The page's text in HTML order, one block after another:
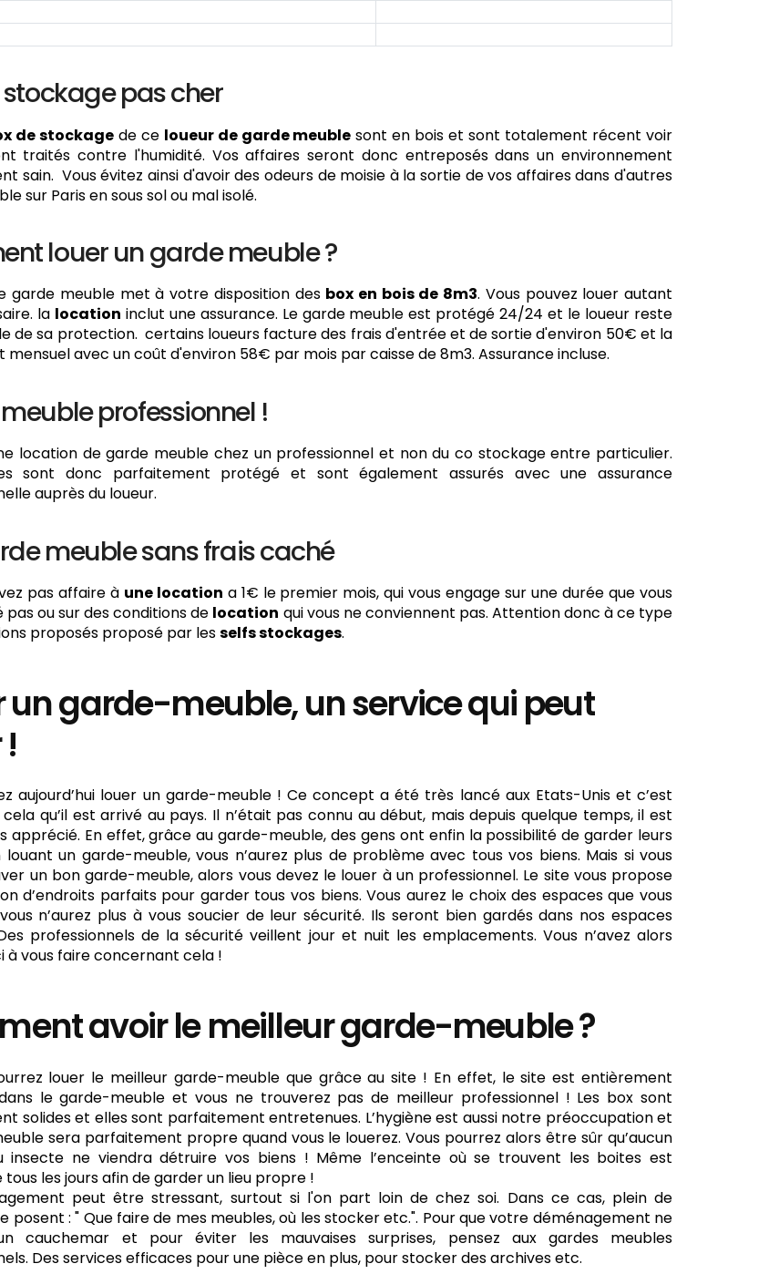
stockage pas cher
de stockagede ce loueur de garde meuble sont en bois et sont totalement récent voir
traités contre l'humidité. Vos affaires seront donc entreposés dans un environnement
sain. Vous évitez ainsi d'avoir des odeurs de moisie à la sortie de vos affaires dans d'autres
sur Paris en sous sol ou mal isolé.
louer un garde meuble ?
garde meuble met à votre disposition des box en bois de 8m3. Vous pouvez louer autant
la location inclut une assurance. Le garde meuble est protégé 24/24 et le loueur reste
de sa protection. certains loueurs facture des frais d'entrée et de sortie d'environ 50€ et la
mensuel avec un coût d'environ 58€ par mois par caisse de 8m3. Assurance incluse.
professionnel !
location de garde meuble chez un professionnel et non du co stockage entre particulier.
sont donc parfaitement protégé et sont également assurés avec une assurance
auprès du loueur.
meuble sans frais caché
pas affaire à une location a 1€ le premier mois, qui vous engage sur une durée que vous
pas ou sur des conditions de location qui vous ne conviennent pas. Attention donc à ce type
proposés proposé par lesselfs stockages.
un garde-meuble, un service qui peut
aujourd’hui louer un garde-meuble ! Ce concept a été très lancé aux Etats-Unis et c’est
qu’il est arrivé au pays. Il n’était pas connu au début, mais depuis quelque temps, il est
apprécié. En effet, grâce au garde-meuble, des gens ont enfin la possibilité de garder leurs
louant un garde-meuble, vous n’aurez plus de problème avec tous vos biens. Mais si vous
un bon garde-meuble, alors vous devez le louer à un professionnel. Le site vous propose
d’endroits parfaits pour garder tous vos biens. Vous aurez le choix des espaces que vous
n’aurez plus à vous soucier de leur sécurité. Ils seront bien gardés dans nos espaces
professionnels de la sécurité veillent jour et nuit les emplacements. Vous n’avez alors
à vous faire concernant cela !
avoir le meilleur garde-meuble ?
louer le meilleur garde-meuble que grâce au site ! En effet, le site est entièrement
le garde-meuble et vous ne trouverez pas de meilleur professionnel ! Les box sont
solides et elles sont parfaitement entretenues. L’hygiène est aussi notre préoccupation et
sera parfaitement propre quand vous le louerez. Vous pourrez alors être sûr qu’aucun
insecte ne viendra détruire vos biens ! Même l’enceinte où se trouvent les boites est
les jours afin de garder un lieu propre !
peut être stressant, surtout si l'on part loin de chez soi. Dans ce cas, plein de
posent : " Que faire de mes meubles, où les stocker etc.". Pour que votre déménagement ne
cauchemar et pour éviter les mauvaises surprises, pensez aux gardes meubles
Des services efficaces pour une pièce en plus, pour stocker des archives etc.